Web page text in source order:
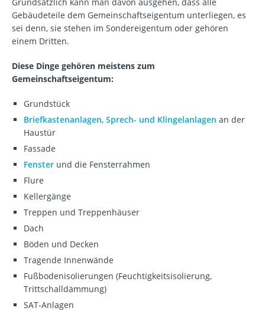
Gebäudeteile dem Gemeinschaftseigentum unterliegen, es
sei denn, sie stehen im Sondereigentum oder gehören
einem Dritten.
Diese Dinge gehören meistens zum
Gemeinschaftseigentum:
Grundstück
Briefkastenanlagen, Sprech- und Klingelanlagen an der
Haustür
Fassade
Fenster und die Fensterrahmen
Flure
Kellergänge
Treppen und Treppenhäuser
Dach
Böden und Decken
Tragende Innenwände
Fußbodenisolierungen (Feuchtigkeitsisolierung,
Trittschalldämmung)
SAT-Anlagen